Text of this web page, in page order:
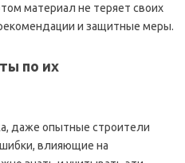
материал не теряет своих
и защитные меры.
по их
даже опытные строители
влияющие на